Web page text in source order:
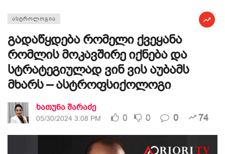
ᲐᲡᲢᲠᲝᲚᲝᲒᲘᲐ
გადაწყდება რომელი ქვეყანა
რომლის მოკავშირე იქნება და
სტრატეგიულად ვინ ვის აუბამს
მხარს – ასტროფსიქოლოგი
ხათუნა შარაძე
05/30/2024 3:08 PM 0 0 0 74